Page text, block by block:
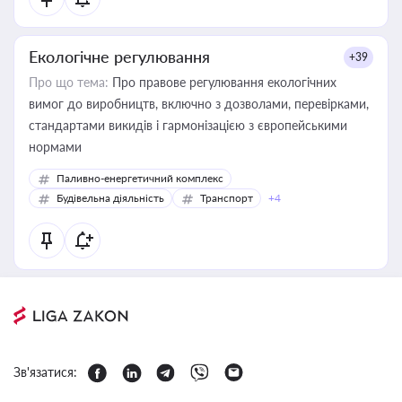
Екологічне регулювання +39
Про що тема: Про правове регулювання екологічних
вимог до виробництв, включно з дозволами, перевірками,
стандартами викидів і гармонізацією з європейськими
нормами
Паливно-енергетичний комплекс
Будівельна діяльність
Транспорт +4
Зв'язатися: